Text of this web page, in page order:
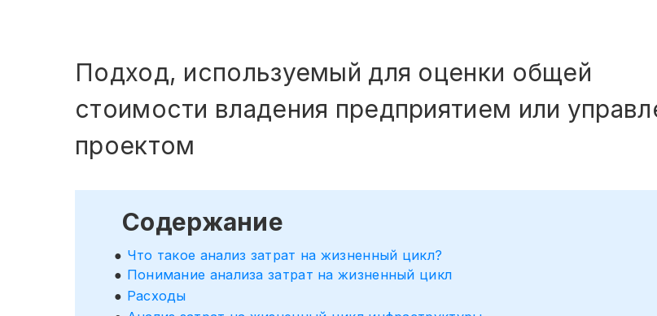
Подход, используемый для оценки общей
стоимости владения предприятием или
проектом
Содержание
Что такое анализ затрат на жизненный цикл?
Понимание анализа затрат на жизненный цикл
Расходы